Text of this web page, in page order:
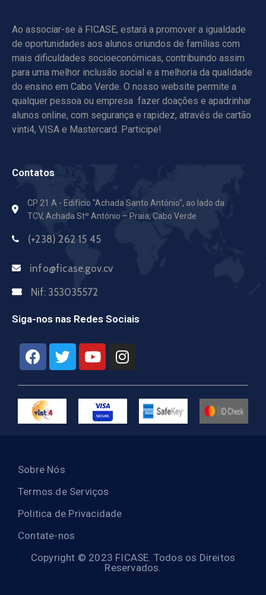
Ao associar-se à FICASE, estará a promover a igualdade
de oportunidades aos alunos oriundos de famílias com
mais dificuldades socioeconómicas, contribuindo assim
para uma melhor inclusão social e a melhoria da qualidade
do ensino em Cabo Verde. O nosso website permite a
qualquer pessoa ou empresa fazer doações e apadrinhar
alunos online, com segurança e rapidez, através de cartão
vinti4, VISA e Mastercard. Participe!
Contatos
CP 21 A - Edifício "Achada Santo António", ao lado da
TCV, Achada Stº António – Praia, Cabo Verde
(+238) 262 15 45
info@ficase.gov.cv
Nif: 353035572
Siga-nos nas Redes Sociais
Sobre Nós
Termos de Serviços
Politica de Privacidade
Contate-nos
Copyright © 2023 FICASE. Todos os Direitos
Reservados.